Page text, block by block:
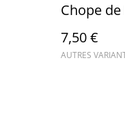
Chope de
7,50 €
AUTRES